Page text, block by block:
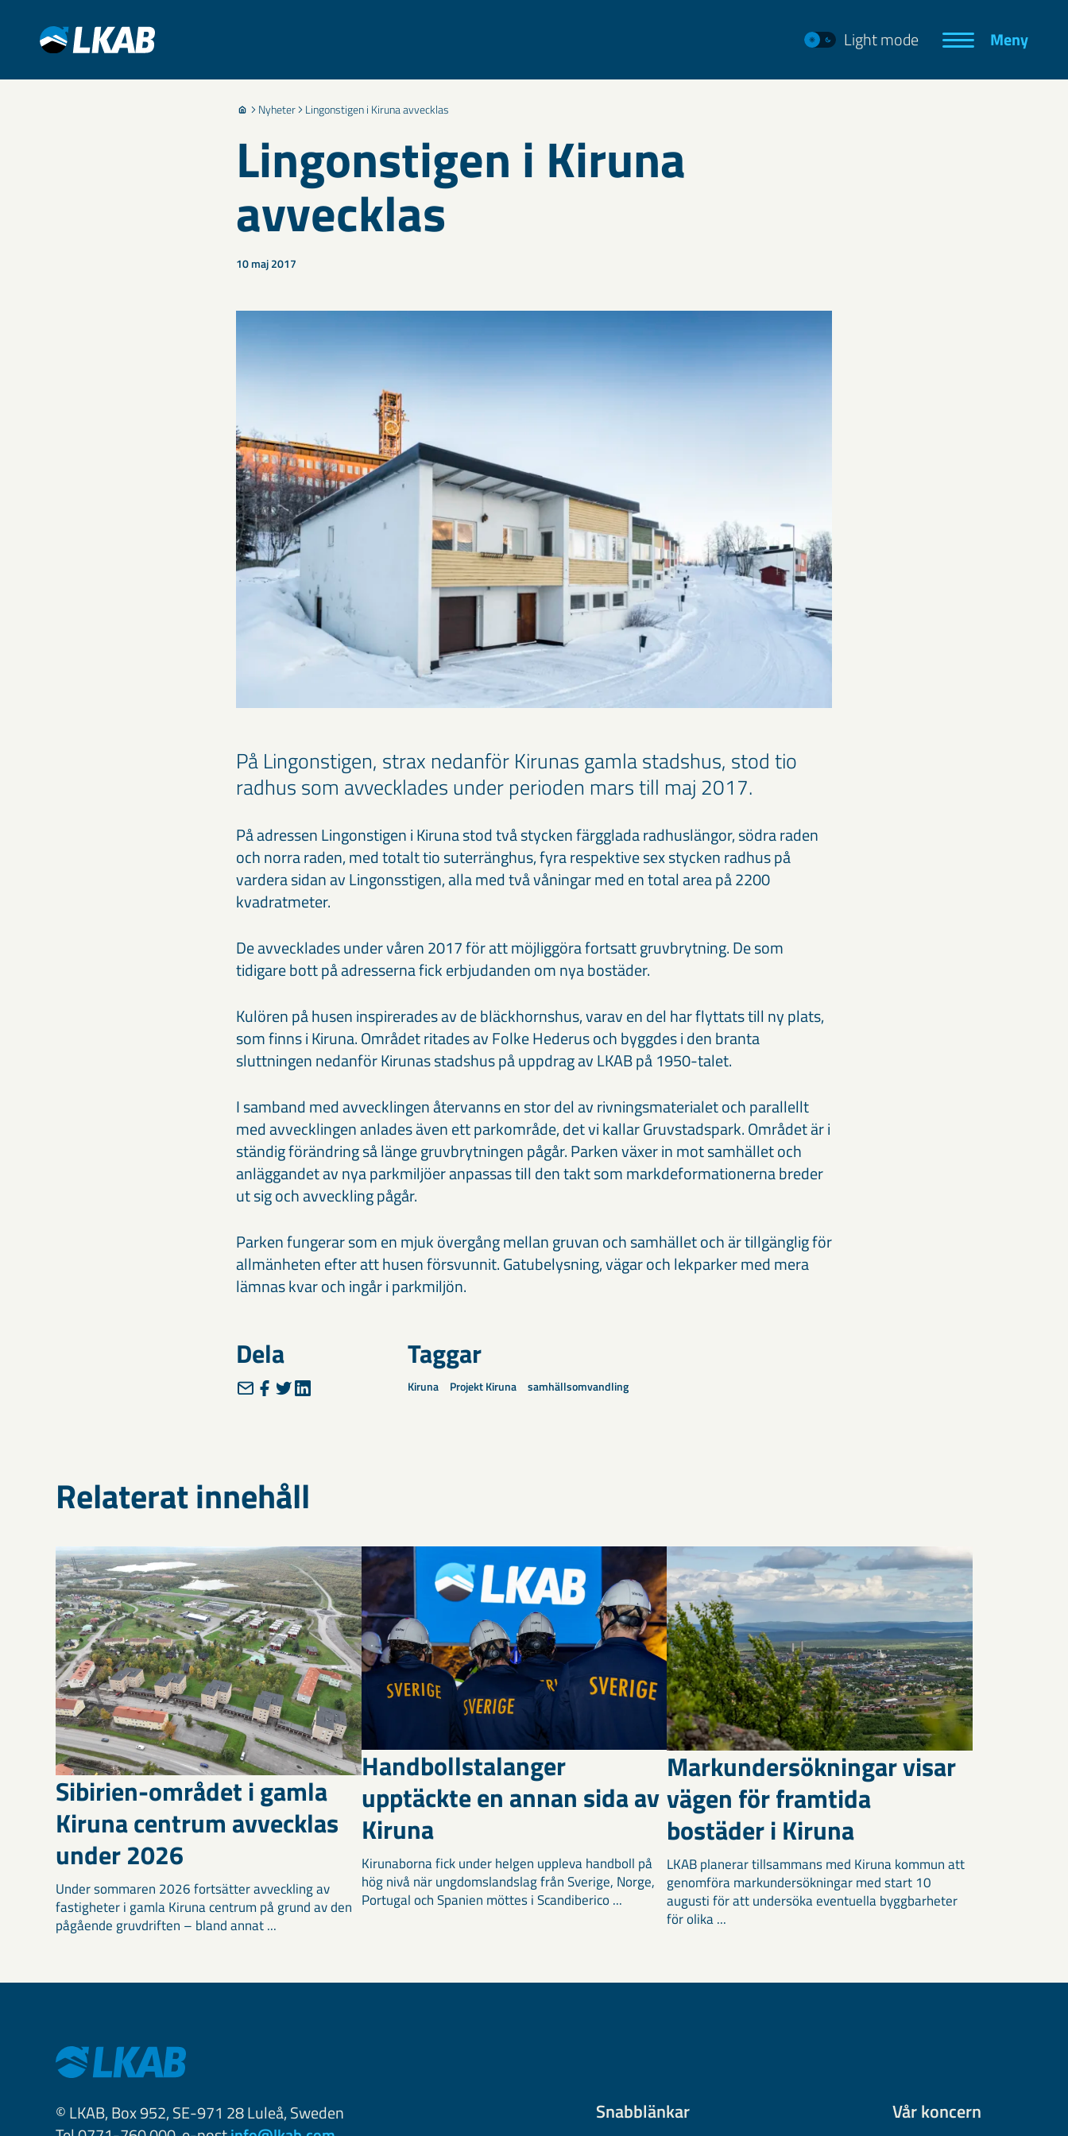
Light mode Meny
Nyheter Lingonstigen i Kiruna avvecklas
Lingonstigen i Kiruna
avvecklas
10 maj 2017
På Lingonstigen, strax nedanför Kirunas gamla stadshus, stod tio
radhus som avvecklades under perioden mars till maj 2017.
På adressen Lingonstigen i Kiruna stod två stycken färgglada radhuslängor, södra raden
och norra raden, med totalt tio suterränghus, fyra respektive sex stycken radhus på
vardera sidan av Lingonsstigen, alla med två våningar med en total area på 2200
kvadratmeter.
De avvecklades under våren 2017 för att möjliggöra fortsatt gruvbrytning. De som
tidigare bott på adresserna fick erbjudanden om nya bostäder.
Kulören på husen inspirerades av de bläckhornshus, varav en del har flyttats till ny plats,
som finns i Kiruna. Området ritades av Folke Hederus och byggdes i den branta
sluttningen nedanför Kirunas stadshus på uppdrag av LKAB på 1950-talet.
I samband med avvecklingen återvanns en stor del av rivningsmaterialet och parallellt
med avvecklingen anlades även ett parkområde, det vi kallar Gruvstadspark. Området är i
ständig förändring så länge gruvbrytningen pågår. Parken växer in mot samhället och
anläggandet av nya parkmiljöer anpassas till den takt som markdeformationerna breder
ut sig och avveckling pågår.
Parken fungerar som en mjuk övergång mellan gruvan och samhället och är tillgänglig för
allmänheten efter att husen försvunnit. Gatubelysning, vägar och lekparker med mera
lämnas kvar och ingår i parkmiljön.
Dela Taggar
Kiruna Projekt Kiruna samhällsomvandling
Relaterat innehåll
Sibirien-området i gamla
Kiruna centrum avvecklas
under 2026
Under sommaren 2026 fortsätter avveckling av
fastigheter i gamla Kiruna centrum på grund av den
pågående gruvdriften – bland annat ...
Handbollstalanger
upptäckte en annan sida av
Kiruna
Kirunaborna fick under helgen uppleva handboll på
hög nivå när ungdomslandslag från Sverige, Norge,
Portugal och Spanien möttes i Scandiberico ...
Markundersökningar visar
vägen för framtida
bostäder i Kiruna
LKAB planerar tillsammans med Kiruna kommun att
genomföra markundersökningar med start 10
augusti för att undersöka eventuella byggbarheter
för olika ...
© LKAB, Box 952, SE-971 28 Luleå, Sweden
Snabblänkar Vår koncern